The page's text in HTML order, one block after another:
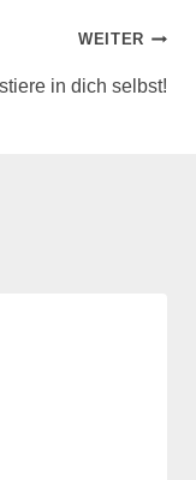
WEITER
in dich selbst!